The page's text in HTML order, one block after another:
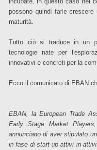
possono quindi farle
maturità.
Tutto ciò si traduce in un
tecnologie nate per
innovativi e concreti per la
Ecco il comunicato di EBAN
EBAN, la European Trade
Early Stage Market
annunciano di aver stipulato
in fase di start-up attivi in